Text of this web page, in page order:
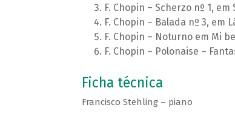
F. Chopin – Scherzo nº 1, em
F. Chopin – Balada nº 3, em
F. Chopin – Noturno em Mi
F. Chopin – Polonaise –
Ficha técnica
Francisco Stehling – piano